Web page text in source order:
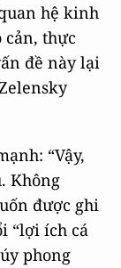
hệ kinh
cản, thực
đề này lại
“Vậy,
Không
được ghi
“lợi ích cá
phong